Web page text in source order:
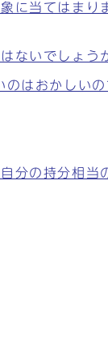
に当てはまり
ないでしょう
はおかしいの
分の持分相当